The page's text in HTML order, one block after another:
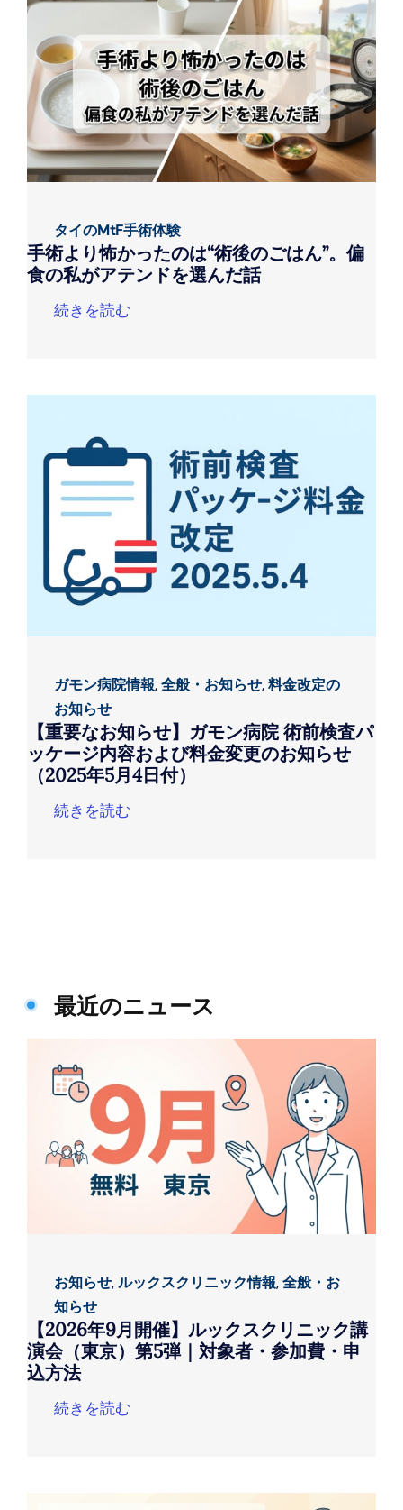
タイのMtF手術体験
手術より怖かったのは“術後のごはん”。偏
食の私がアテンドを選んだ話
続きを読む
ガモン病院情報,全般・お知らせ,料金改定の
お知らせ
【重要なお知らせ】ガモン病院 術前検査パ
ッケージ内容および料金変更のお知らせ
（2025年5月4日付）
続きを読む
最近のニュース
お知らせ,ルックスクリニック情報,全般・お
知らせ
【2026年9月開催】ルックスクリニック講
演会（東京）第5弾｜対象者・参加費・申
込方法
続きを読む